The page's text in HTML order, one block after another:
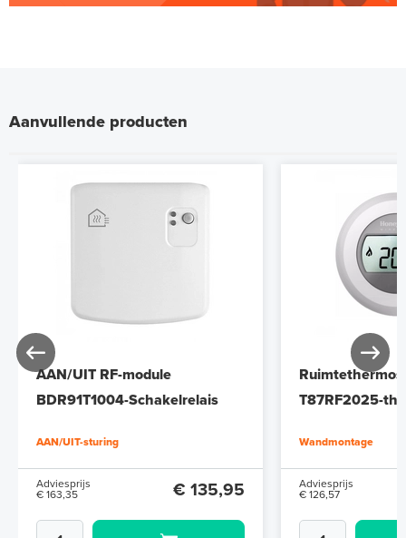
Aanvullende producten
AAN/UIT RF-module
BDR91T1004-Schakelrelais
AAN/UIT-sturing
Adviesprijs
€ 163,35
€ 135,95
T87RF2025-
Wandmontage
Adviesprijs
€ 126,57